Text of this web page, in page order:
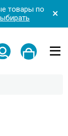
товары по